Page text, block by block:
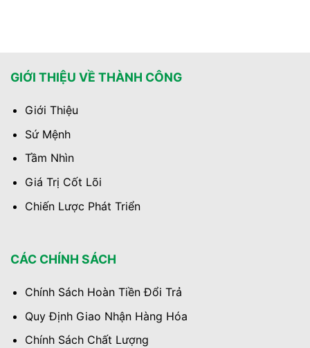
GIỚI THIỆU VỀ THÀNH CÔNG
Giới Thiệu
Sứ Mệnh
Tầm Nhìn
Giá Trị Cốt Lõi
Chiến Lược Phát Triển
CÁC CHÍNH SÁCH
Chính Sách Hoàn Tiền Đổi Trả
Quy Định Giao Nhận Hàng Hóa
Chính Sách Chất Lượng